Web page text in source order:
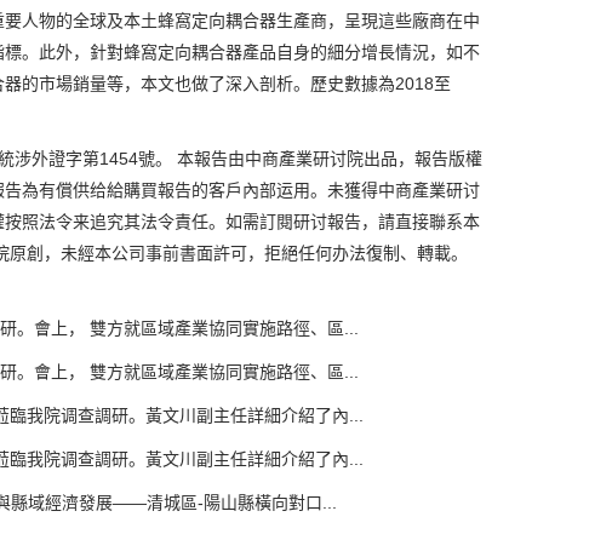
人物的全球及本土蜂窩定向耦合器生產商，呈現這些廠商在中
。此外，針對蜂窩定向耦合器產品自身的細分增長情況，如不
的市場銷量等，本文也做了深入剖析。歷史數據為2018至
外證字第1454號。 本報告由中商產業研讨院出品，報告版權
為有償供给給購買報告的客戶內部运用。未獲得中商產業研讨
照法令来追究其法令責任。如需訂閱研讨報告，請直接聯系本
創，未經本公司事前書面許可，拒絕任何办法復制、轉載。
會上， 雙方就區域產業協同實施路徑、區...
會上， 雙方就區域產業協同實施路徑、區...
院调查調研。黃文川副主任詳細介紹了內...
院调查調研。黃文川副主任詳細介紹了內...
域經濟發展——清城區-陽山縣橫向對口...